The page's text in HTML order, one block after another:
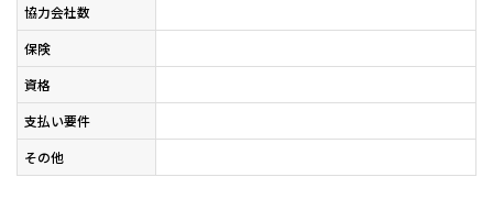
協力会社数
保険
資格
支払い要件
その他